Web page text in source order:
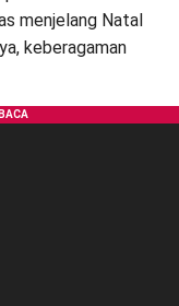
menjelang Natal
keberagaman